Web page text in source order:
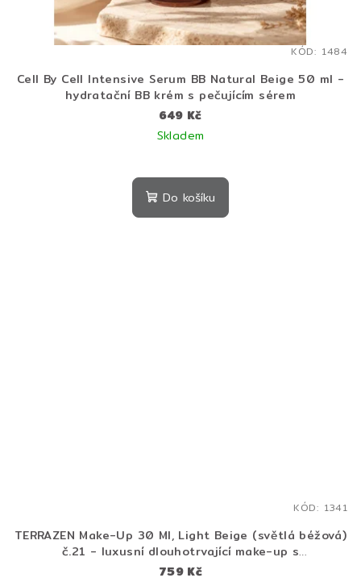
Cell By Cell Intensive Serum BB Natural Beige 50 ml -
hydratační BB krém s pečujícím sérem
649 Kč
Skladem
Do košíku
KÓD: 1484
TERRAZEN Make-Up 30 Ml, Light Beige (světlá béžová)
č.21 - luxusní dlouhotrvající make-up s
protivráskovým účinkem
759 Kč
KÓD: 1341